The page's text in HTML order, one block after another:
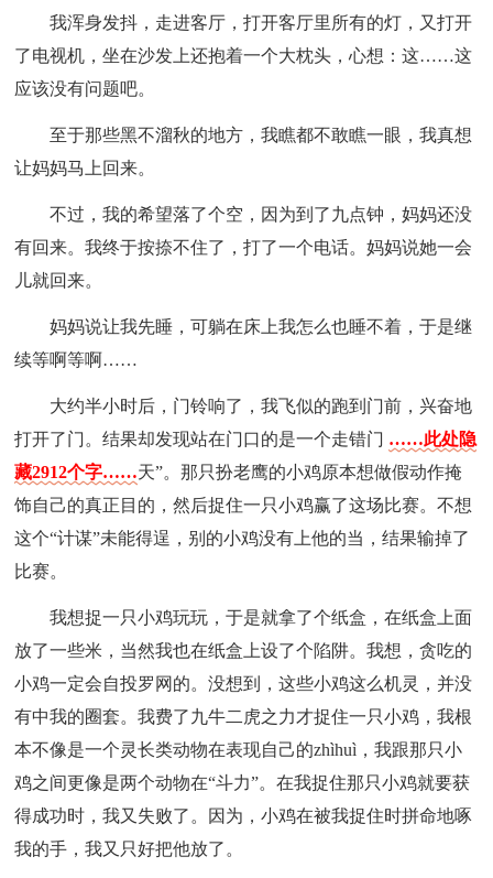
我浑身发抖，走进客厅，打开客厅里所有的灯，又打开
了电视机，坐在沙发上还抱着一个大枕头，心想：这……这
应该没有问题吧。
至于那些黑不溜秋的地方，我瞧都不敢瞧一眼，我真想
让妈妈马上回来。
不过，我的希望落了个空，因为到了九点钟，妈妈还没
有回来。我终于按捺不住了，打了一个电话。妈妈说她一会
儿就回来。
妈妈说让我先睡，可躺在床上我怎么也睡不着，于是继
续等啊等啊……
大约半小时后，门铃响了，我飞似的跑到门前，兴奋地
打开了门。结果却发现站在门口的是一个走错门 ……此处隐
藏2912个字……天”。那只扮老鹰的小鸡原本想做假动作掩
饰自己的真正目的，然后捉住一只小鸡赢了这场比赛。不想
这个“计谋”未能得逞，别的小鸡没有上他的当，结果输掉了
比赛。
我想捉一只小鸡玩玩，于是就拿了个纸盒，在纸盒上面
放了一些米，当然我也在纸盒上设了个陷阱。我想，贪吃的
小鸡一定会自投罗网的。没想到，这些小鸡这么机灵，并没
有中我的圈套。我费了九牛二虎之力才捉住一只小鸡，我根
本不像是一个灵长类动物在表现自己的zhìhuì，我跟那只小
鸡之间更像是两个动物在“斗力”。在我捉住那只小鸡就要获
得成功时，我又失败了。因为，小鸡在被我捉住时拼命地啄
我的手，我又只好把他放了。